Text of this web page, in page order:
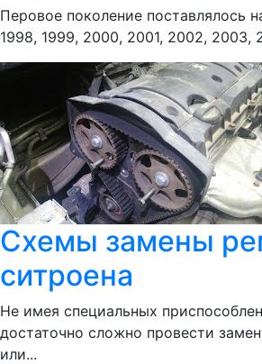
Перовое поколение поставлялось
1998, 1999, 2000, 2001, 2002, 2003,
Схемы замены
ситроена
Не имея специальных
достаточно сложно провести
или...